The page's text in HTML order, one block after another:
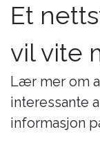
Et
vil vite
Lær mer om
interessante
informasjon